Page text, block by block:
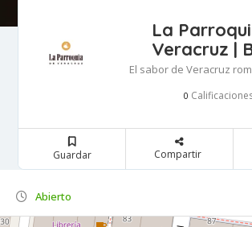
La
Veracruz |
El sabor de Veracruz
0
Guardar Compartir
Abierto